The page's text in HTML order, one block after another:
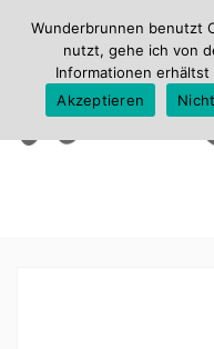
Wunderbrunnen benutzt
nutzt, gehe ich von
Informationen
Akzeptieren